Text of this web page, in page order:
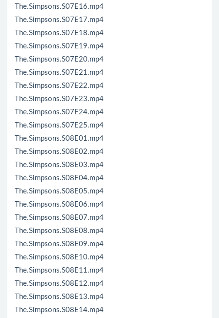
The.Simpsons.S07E16.mp4
The.Simpsons.S07E17.mp4
The.Simpsons.S07E18.mp4
The.Simpsons.S07E19.mp4
The.Simpsons.S07E20.mp4
The.Simpsons.S07E21.mp4
The.Simpsons.S07E22.mp4
The.Simpsons.S07E23.mp4
The.Simpsons.S07E24.mp4
The.Simpsons.S07E25.mp4
The.Simpsons.S08E01.mp4
The.Simpsons.S08E02.mp4
The.Simpsons.S08E03.mp4
The.Simpsons.S08E04.mp4
The.Simpsons.S08E05.mp4
The.Simpsons.S08E06.mp4
The.Simpsons.S08E07.mp4
The.Simpsons.S08E08.mp4
The.Simpsons.S08E09.mp4
The.Simpsons.S08E10.mp4
The.Simpsons.S08E11.mp4
The.Simpsons.S08E12.mp4
The.Simpsons.S08E13.mp4
The.Simpsons.S08E14.mp4